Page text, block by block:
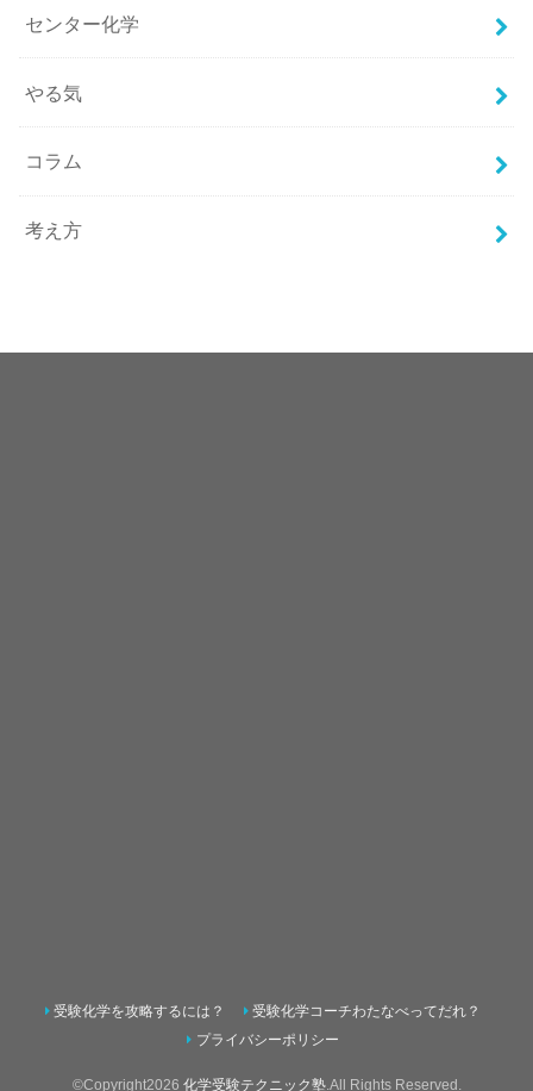
センター化学
やる気
コラム
考え方
受験化学を攻略するには？
受験化学コーチわたなべってだれ？
プライバシーポリシー
©Copyright2026 化学受験テクニック塾.All Rights Reserved.